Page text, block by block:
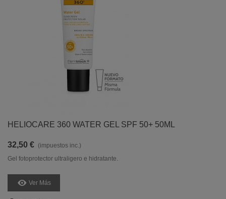
HELIOCARE 360 WATER GEL SPF 50+ 50ML
32,50 € (impuestos inc.)
Gel fotoprotector ultraligero e hidratante.
Ver Más